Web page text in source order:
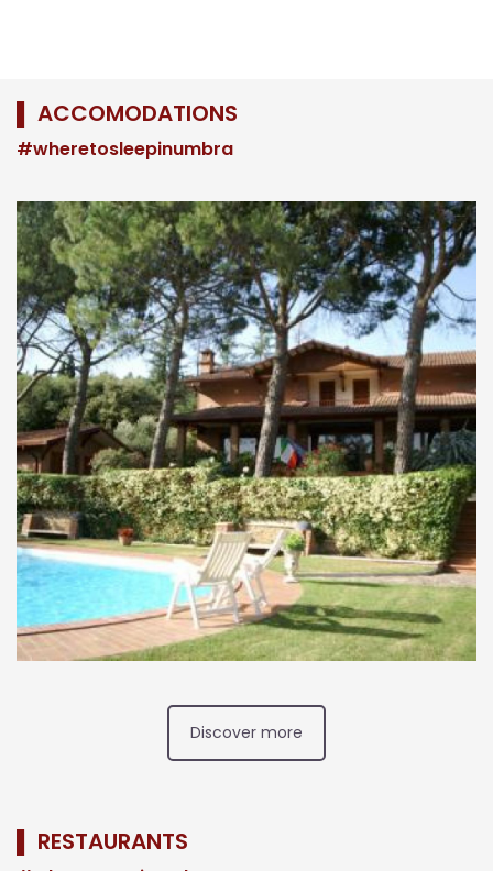
What to see in Castiglione del Lago in one
day
Situata su un promontorio affacciato sul lago
Trasimeno, Castiglione del Lago è uno dei più bei
borghi del comprensorio del Lago Trasimeno.
Scopri cosa vedere a Castiglione del Lago in [...]
▌ ACCOMODATIONS
#wheretosleepinumbra
Discover more
▌ RESTAURANTS